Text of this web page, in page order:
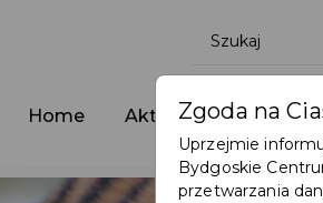
Home AktualnościZgoda na
Uprzejmie
Bydgoskie
przetwarzania